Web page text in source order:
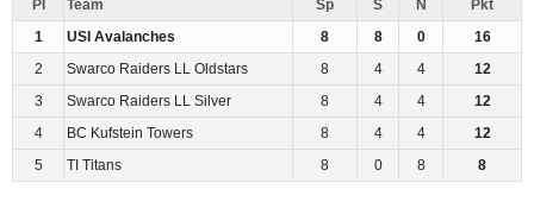
Pl Team Sp S N
Pkt
1
USI Avalanches 8 8 0
16
2
Swarco Raiders LL Oldstars 8 4 4
12
3
Swarco Raiders LL Silver 8 4 4
12
4
BC Kufstein Towers 8 4 4
12
5
TI Titans 8 0 8 8